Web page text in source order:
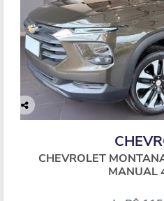
Co
CHEVROLET
MANUAL